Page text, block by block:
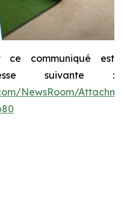
ce communiqué est
suivante :
NewsRoom/